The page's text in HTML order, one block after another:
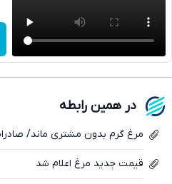
در همین رابطه
مرغ گرم بدون مشتری ماند/
قیمت جدید مرغ اعلام شد